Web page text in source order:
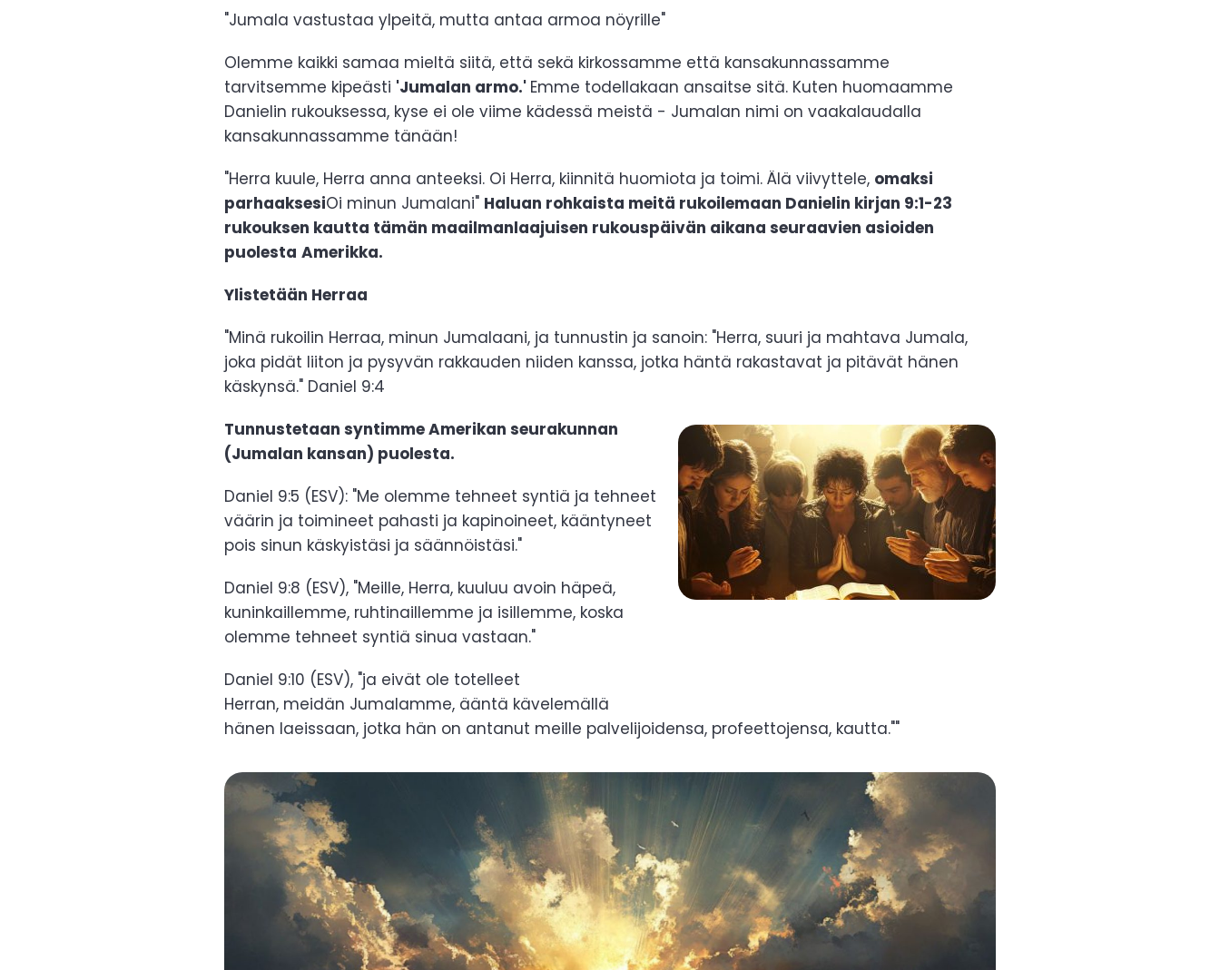
"Jumala vastustaa ylpeitä, mutta antaa armoa nöyrille"
Olemme kaikki samaa mieltä siitä, että sekä kirkossamme että kansakunnassamme
tarvitsemme kipeästi 'Jumalan armo.' Emme todellakaan ansaitse sitä. Kuten huomaamme
Danielin rukouksessa, kyse ei ole viime kädessä meistä - Jumalan nimi on vaakalaudalla
kansakunnassamme tänään!
"Herra kuule, Herra anna anteeksi. Oi Herra, kiinnitä huomiota ja toimi. Älä viivyttele, omaksi
parhaaksesiOi minun Jumalani" Haluan rohkaista meitä rukoilemaan Danielin kirjan 9:1-23
rukouksen kautta tämän maailmanlaajuisen rukouspäivän aikana seuraavien asioiden
puolesta Amerikka.
Ylistetään Herraa
"Minä rukoilin Herraa, minun Jumalaani, ja tunnustin ja sanoin: "Herra, suuri ja mahtava Jumala,
joka pidät liiton ja pysyvän rakkauden niiden kanssa, jotka häntä rakastavat ja pitävät hänen
käskynsä." Daniel 9:4
Tunnustetaan syntimme Amerikan seurakunnan
(Jumalan kansan) puolesta.
Daniel 9:5 (ESV): "Me olemme tehneet syntiä ja tehneet
väärin ja toimineet pahasti ja kapinoineet, kääntyneet
pois sinun käskyistäsi ja säännöistäsi."
Daniel 9:8 (ESV), "Meille, Herra, kuuluu avoin häpeä,
kuninkaillemme, ruhtinaillemme ja isillemme, koska
olemme tehneet syntiä sinua vastaan."
Daniel 9:10 (ESV), "ja eivät ole totelleet
Herran, meidän Jumalamme, ääntä kävelemällä
hänen laeissaan, jotka hän on antanut meille palvelijoidensa, profeettojensa, kautta.""